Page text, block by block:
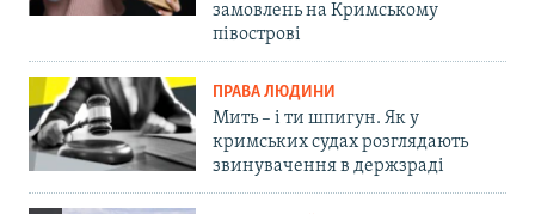
замовлень на Кримському
півострові
ПРАВА ЛЮДИНИ
Мить – і ти шпигун. Як у
кримських судах розглядають
звинувачення в держзраді